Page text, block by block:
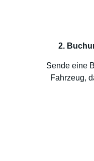
2.
Sende eine
Fahrzeug,